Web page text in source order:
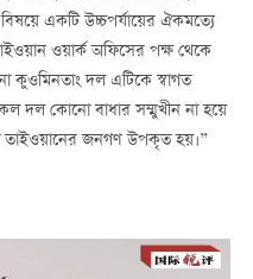
বিষয়ে একটি উচ্চপর্যায়ের ঐকমত্যে
ওয়ার্ক অফিসের পক্ষ থেকে
কুওমিনতাং দল এটিকে স্বাগত
দল কোনো বাধার সম্মুখীন না হয়ে
তাইওয়ানের জনগণ উপকৃত হয়।”